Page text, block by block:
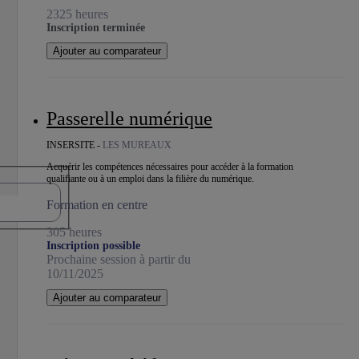
2325 heures
Inscription terminée
Ajouter au comparateur
Passerelle numérique
INSERSITE - LES MUREAUX
Acquérir les compétences nécessaires pour accéder à la formation
qualifiante ou à un emploi dans la filière du numérique.
Formation en centre
305 heures
Inscription possible
Prochaine session à partir du
10/11/2025
Ajouter au comparateur